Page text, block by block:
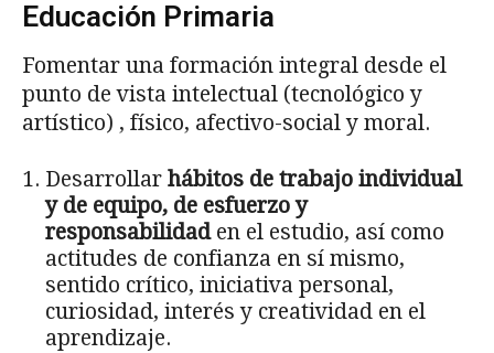
Educación Primaria
Fomentar una formación integral desde el
punto de vista intelectual (tecnológico y
artístico) , físico, afectivo-social y moral.
Desarrollar hábitos de trabajo individual
y de equipo, de esfuerzo y
responsabilidaden el estudio, así como
actitudes de confianza en sí mismo,
sentido crítico, iniciativa personal,
curiosidad, interés y creatividad en el
aprendizaje.